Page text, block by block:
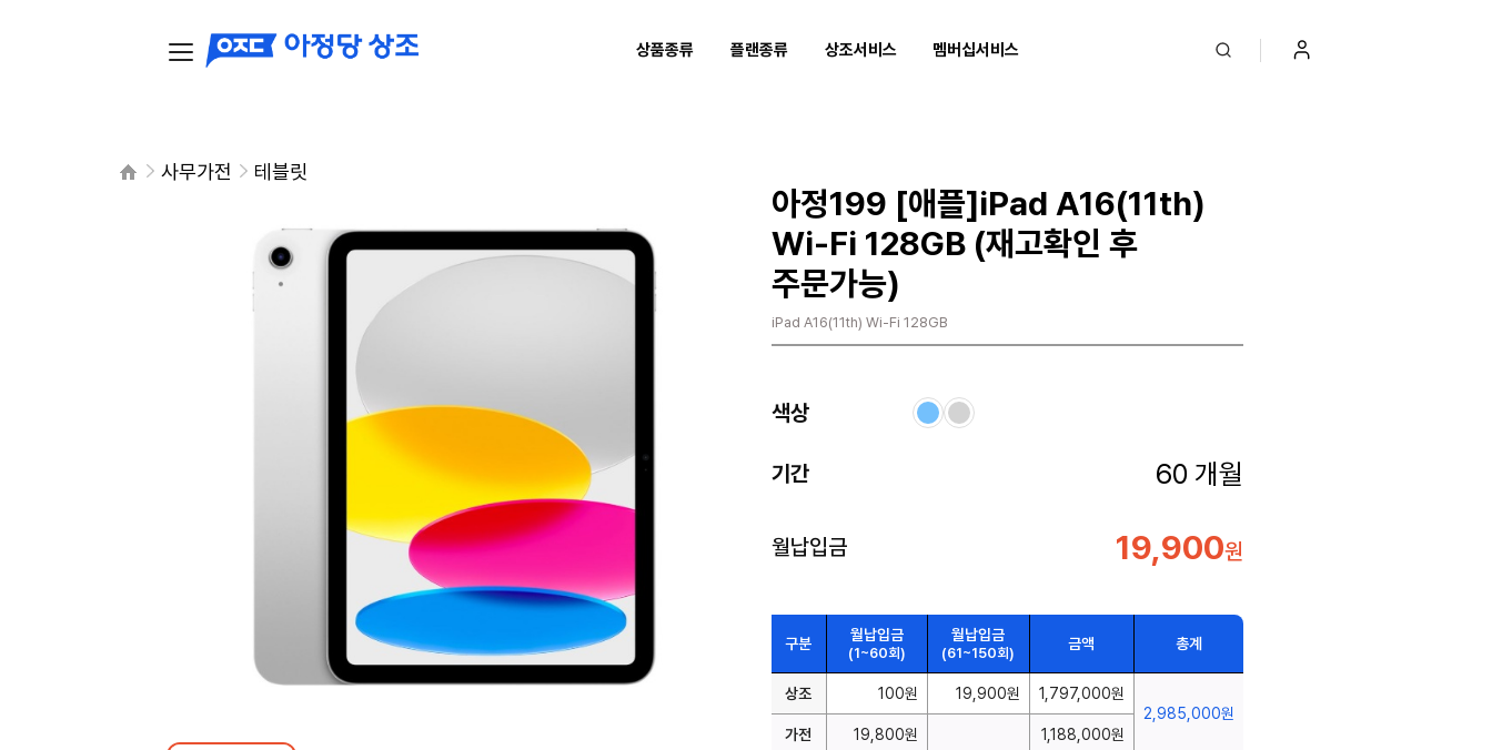
상품종류 플랜종류 상조서비스 멤버십서비스
사무가전 테블릿
아정199 [애플]iPad A16(11th)
Wi-Fi 128GB (재고확인 후
주문가능)
iPad A16(11th) Wi-Fi 128GB
색상
기간 60 개월
월납입금 19,900원
구분 월납입금
(1~60회)
월납입금
(61~150회)
금액 총계
상조 100원 19,900원
1,797,000원
2,985,000원
가전
19,800원 1,188,000원